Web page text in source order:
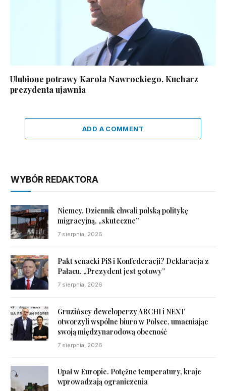
Ulubione potrawy Karola Nawrockiego. Kucharz
prezydenta ujawnia
ADD A COMMENT
WYBÓR REDAKTORA
Niemcy. Dziennik chwali polską politykę
migracyjną, „skuteczne”
7 sierpnia, 2026
Pakt senacki PiS i Konfederacji? Deklaracja z
Pałacu. „Prezydent jest gotowy”
7 sierpnia, 2026
Gruzińscy deweloperzy ARCHI i NEXT
otworzyli wspólne biuro w Polsce, umacniając
swoją międzynarodową obecność
7 sierpnia, 2026
Upał w Europie. Potężne temperatury, kraje
wprowadzają ograniczenia